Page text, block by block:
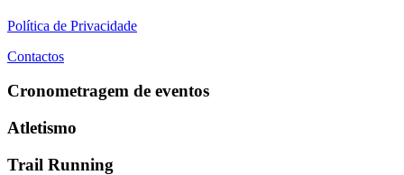
Política de Privacidade
Contactos
Cronometragem de eventos
Atletismo
Trail Running